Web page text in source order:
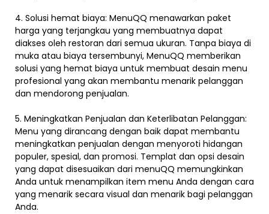
4. Solusi hemat biaya: MenuQQ menawarkan paket
harga yang terjangkau yang membuatnya dapat
diakses oleh restoran dari semua ukuran. Tanpa biaya di
muka atau biaya tersembunyi, MenuQQ memberikan
solusi yang hemat biaya untuk membuat desain menu
profesional yang akan membantu menarik pelanggan
dan mendorong penjualan.
5. Meningkatkan Penjualan dan Keterlibatan Pelanggan:
Menu yang dirancang dengan baik dapat membantu
meningkatkan penjualan dengan menyoroti hidangan
populer, spesial, dan promosi. Templat dan opsi desain
yang dapat disesuaikan dari menuQQ memungkinkan
Anda untuk menampilkan item menu Anda dengan cara
yang menarik secara visual dan menarik bagi pelanggan
Anda.